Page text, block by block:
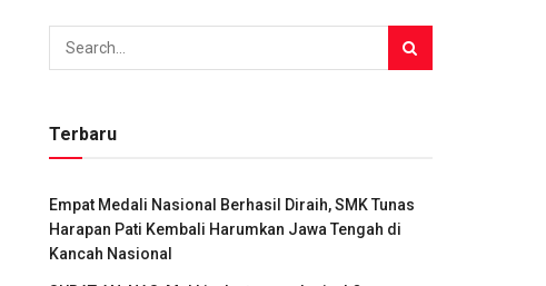
Terbaru
Empat Medali Nasional Berhasil Diraih, SMK Tunas
Harapan Pati Kembali Harumkan Jawa Tengah di
Kancah Nasional